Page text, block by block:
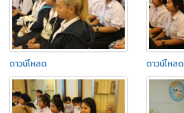
ดาวน์โหลด ดาวน์โหลด